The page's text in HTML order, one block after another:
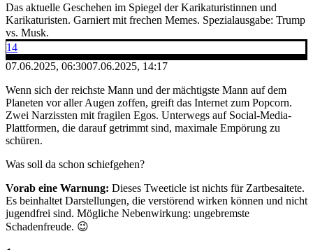
Das aktuelle Geschehen im Spiegel der Karikaturistinnen und
Karikaturisten. Garniert mit frechen Memes. Spezialausgabe: Trump
vs. Musk.
14
07.06.2025, 06:3007.06.2025, 14:17
Wenn sich der reichste Mann und der mächtigste Mann auf dem
Planeten vor aller Augen zoffen, greift das Internet zum Popcorn.
Zwei Narzissten mit fragilen Egos. Unterwegs auf Social-Media-
Plattformen, die darauf getrimmt sind, maximale Empörung zu
schüren.
Was soll da schon schiefgehen?
Vorab eine Warnung: Dieses Tweeticle ist nichts für Zartbesaitete.
Es beinhaltet Darstellungen, die verstörend wirken können und nicht
jugendfrei sind. Mögliche Nebenwirkung: ungebremste
Schadenfreude. 😉